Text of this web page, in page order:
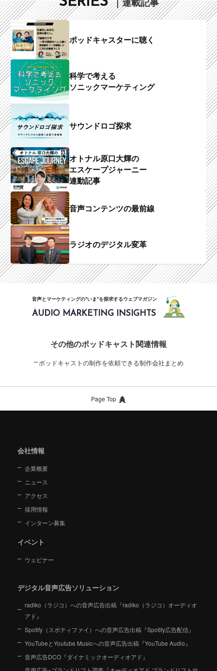
｜連載記事
ポッドキャスターに聴く
科学で考える
ソニックマーケティング
サウンドロゴ探求
オトナル原口大輝の
エスケープジャーニー
連動記事
音声コンテンツの最前線
ラジオのデジタル変革
音声とマーケティングの"いま"を探求するウェブマガジン
AUDIO MARKETING INSIGHTS
その他のポッドキャスト関連情報
ポッドキャストの制作を依頼できる制作会社まとめ
Page Top
会社情報
企業概要
ニュース
アクセス
採用情報
インターン募集
イベント
ウェビナー
デジタル音声広告ソリューション
radiko（ラジコ）への音声広告出稿『radiko（ラジコ）オーディオ
アド』
Spotify（スポティファイ）への音声広告出稿『Spotify広告配信』
YouTubeとYoutube Musicへの音声広告出稿『YouTube Audio』
音声広告DCO『ダイナミックオーディオアド』